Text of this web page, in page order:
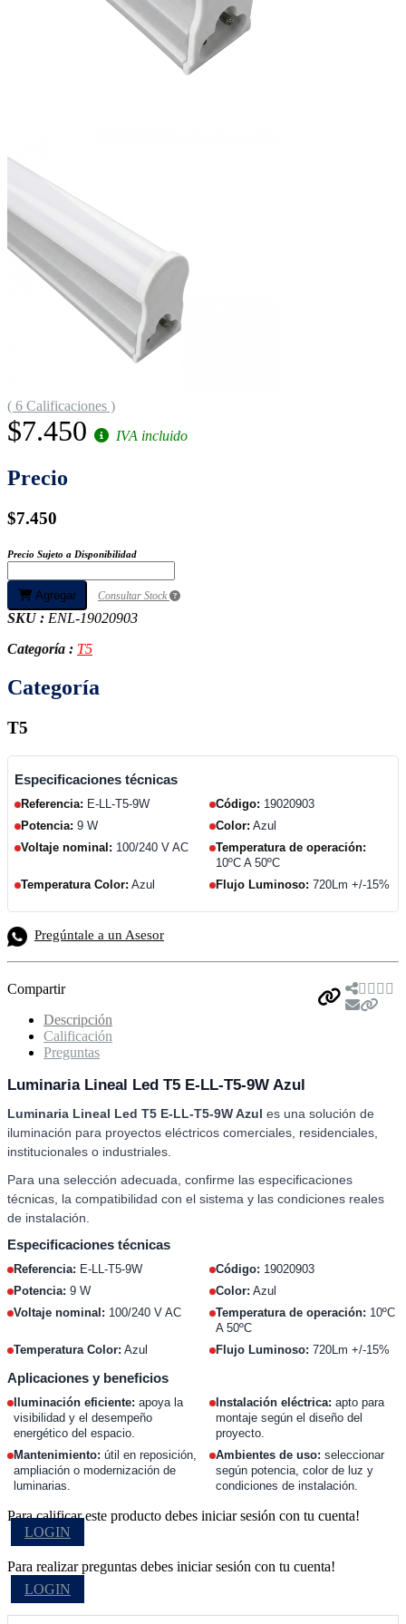
( 6 Calificaciones )
$7.450 IVA incluido
Precio
$7.450
Precio Sujeto a Disponibilidad
Agregar Consultar Stock
SKU : ENL-19020903
Categoría : T5
Categoría
T5
Especificaciones técnicas
Referencia: E-LL-T5-9W Código: 19020903
Potencia: 9 W Color: Azul
Voltaje nominal: 100/240 V AC
Temperatura de operación:
10ºC A 50ºC
Temperatura Color: Azul Flujo Luminoso: 720Lm +/-15%
Pregúntale a un Asesor
Compartir
Descripción
Calificación
Preguntas
Luminaria Lineal Led T5 E-LL-T5-9W Azul
Luminaria Lineal Led T5 E-LL-T5-9W Azul es una solución de
iluminación para proyectos eléctricos comerciales, residenciales,
institucionales o industriales.
Para una selección adecuada, confirme las especificaciones
técnicas, la compatibilidad con el sistema y las condiciones reales
de instalación.
Especificaciones técnicas
Referencia: E-LL-T5-9W Código: 19020903
Potencia: 9 W Color: Azul
Voltaje nominal: 100/240 V AC Temperatura de operación: 10ºC
A 50ºC
Temperatura Color: Azul Flujo Luminoso: 720Lm +/-15%
Aplicaciones y beneficios
Iluminación eficiente: apoya la
visibilidad y el desempeño
energético del espacio.
Instalación eléctrica: apto para
montaje según el diseño del
proyecto.
Mantenimiento: útil en reposición,
ampliación o modernización de
luminarias.
Ambientes de uso: seleccionar
según potencia, color de luz y
condiciones de instalación.
Para calificar este producto debes iniciar sesión con tu cuenta!
LOGIN
Para realizar preguntas debes iniciar sesión con tu cuenta!
LOGIN